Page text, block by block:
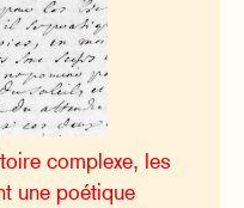
complexe, les
une poétique